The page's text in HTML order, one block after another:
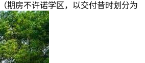
期房不许诺学区，以交付昔时划分为